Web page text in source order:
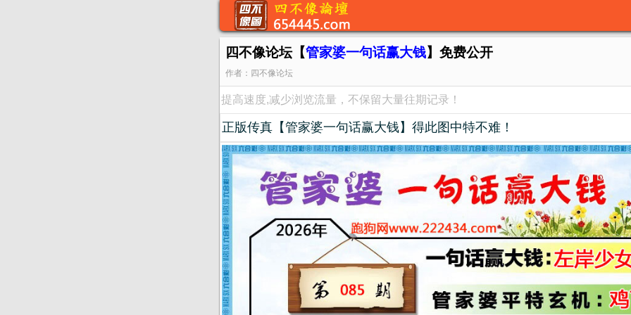
四不像论坛【管家婆一句话赢大钱】免费公开
作者：四不像论坛
提高速度,减少浏览流量，不保留大量往期记录！
正版传真【管家婆一句话赢大钱】得此图中特不难！